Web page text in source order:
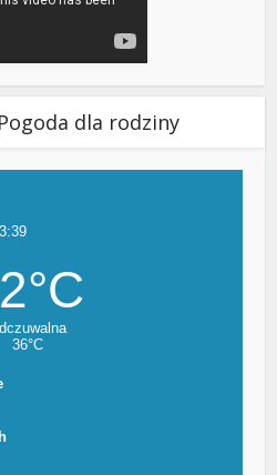
dla rodziny